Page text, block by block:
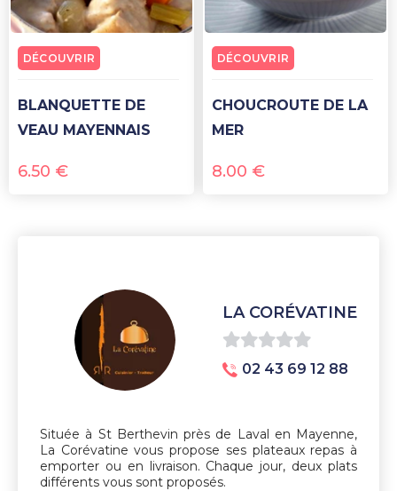
BLANQUETTE DE
VEAU MAYENNAIS
6.50 €
DÉCOUVRIR
CHOUCROUTE DE LA
MER
8.00 €
DÉCOUVRIR
LA CORÉVATINE
0
02 43 69 12 88
Située à St Berthevin près de Laval en Mayenne,
La Corévatine vous propose ses plateaux repas à
emporter ou en livraison. Chaque jour, deux plats
différents vous sont proposés.